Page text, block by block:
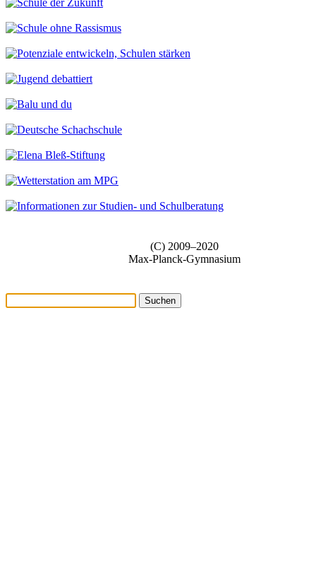
(C) 2009–2020
Max-Planck-Gymnasium
Suchen